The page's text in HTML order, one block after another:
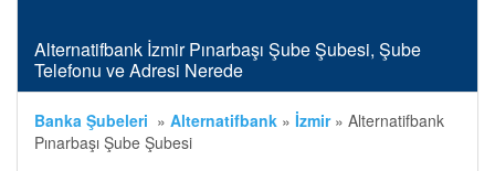
Alternatifbank İzmir Pınarbaşı Şube Şubesi, Şube
Telefonu ve Adresi Nerede
Banka Şubeleri » Alternatifbank » İzmir » Alternatifbank
Pınarbaşı Şube Şubesi